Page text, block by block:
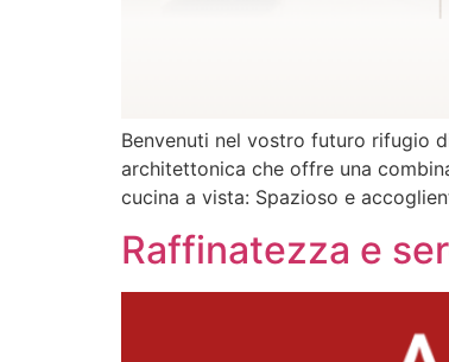
Benvenuti nel vostro futuro rifugio
architettonica che offre una
cucina a vista: Spazioso e
Raffinatezza e